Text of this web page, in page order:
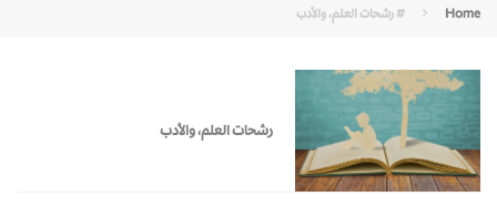
Home # رشحات العلم، والأدب
رشحات العلم، والأدب